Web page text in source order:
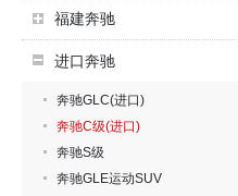
福建奔驰
进口奔驰
奔驰GLC(进口)
奔驰C级(进口)
奔驰S级
奔驰GLE运动SUV